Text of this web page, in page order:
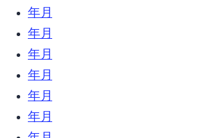
2018年8月 (13)
2018年7月 (32)
2018年6月 (23)
2018年5月 (26)
2018年4月 (10)
2018年3月 (18)